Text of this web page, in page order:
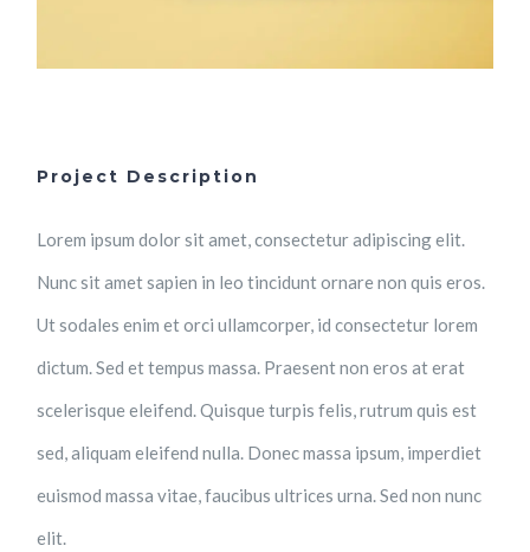
Project Description
Lorem ipsum dolor sit amet, consectetur adipiscing elit.
Nunc sit amet sapien in leo tincidunt ornare non quis eros.
Ut sodales enim et orci ullamcorper, id consectetur lorem
dictum. Sed et tempus massa. Praesent non eros at erat
scelerisque eleifend. Quisque turpis felis, rutrum quis est
sed, aliquam eleifend nulla. Donec massa ipsum, imperdiet
euismod massa vitae, faucibus ultrices urna. Sed non nunc
elit.